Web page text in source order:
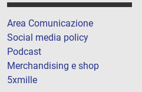
Area Comunicazione
Social media policy
Podcast
Merchandising e shop
5xmille